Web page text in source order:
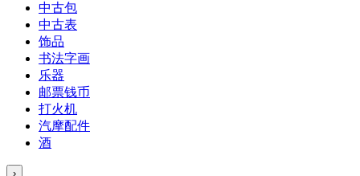
中古包
中古表
饰品
书法字画
乐器
邮票钱币
打火机
汽摩配件
酒
›